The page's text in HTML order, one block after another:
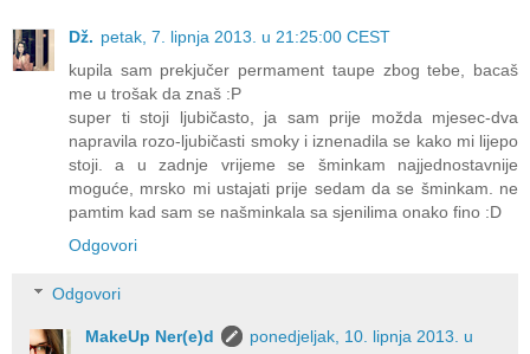
Dž. petak, 7. lipnja 2013. u 21:25:00 CEST
kupila sam prekjučer permament taupe zbog tebe, bacaš
me u trošak da znaš :P
super ti stoji ljubičasto, ja sam prije možda mjesec-dva
napravila rozo-ljubičasti smoky i iznenadila se kako mi lijepo
stoji. a u zadnje vrijeme se šminkam najjednostavnije
moguće, mrsko mi ustajati prije sedam da se šminkam. ne
pamtim kad sam se našminkala sa sjenilima onako fino :D
Odgovori
Odgovori
MakeUp Ner(e)d
ponedjeljak, 10. lipnja 2013. u